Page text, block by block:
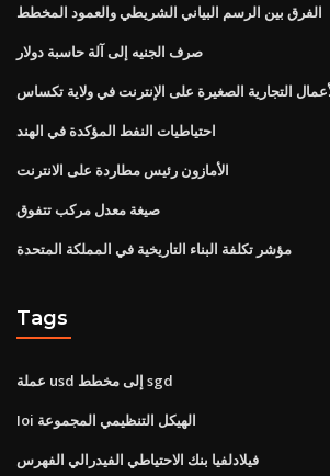
الفرق بين الرسم البياني الشريطي والعمود المخطط
صرف الجنيه إلى آلة حاسبة دولار
التجارية الصغيرة على الإنترنت في ولاية تكساس
احتياطيات النفط المؤكدة في الهند
الأمازون رئيس مطاردة على الانترنت
صيغة معدل مركب تتفوق
مؤشر تكلفة البناء التاريخية في المملكة المتحدة
Tags
عملة usd إلى مخطط sgd
Ioi الهيكل التنظيمي المجموعة
فيلادلفيا بنك الاحتياطي الفيدرالي الفهرس